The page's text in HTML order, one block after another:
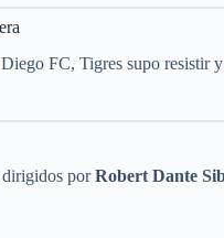
FC, Tigres supo resistir
dirigidos porRobert Dante